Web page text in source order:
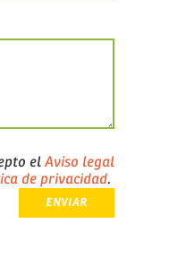
elAviso legal
de privacidad.